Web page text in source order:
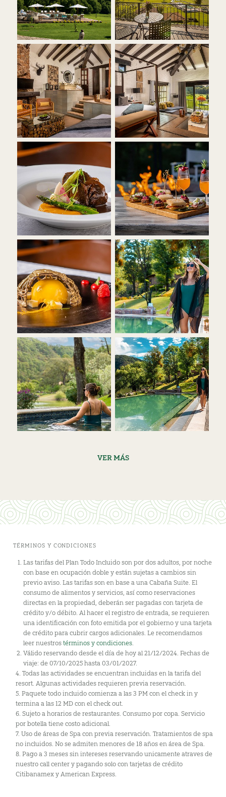
VER MÁS
TÉRMINOS Y CONDICIONES
Las tarifas del Plan Todo Incluido son por dos adultos, por noche
con base en ocupación doble y están sujetas a cambios sin
previo aviso. Las tarifas son en base a una Cabaña Suite. El
consumo de alimentos y servicios, así como reservaciones
directas en la propiedad, deberán ser pagadas con tarjeta de
crédito y/o débito. Al hacer el registro de entrada, se requieren
una identificación con foto emitida por el gobierno y una tarjeta
de crédito para cubrir cargos adicionales. Le recomendamos
leer nuestros términos y condiciones.
Válido reservando desde el día de hoy al 21/12/2024. Fechas de
viaje: de 07/10/2025 hasta 03/01/2027.
4. Todas las actividades se encuentran incluidas en la tarifa del
resort. Algunas actividades requieren previa reservación.
5. Paquete todo incluido comienza a las 3 PM con el check in y
termina a las 12 MD con el check out.
6. Sujeto a horarios de restaurantes. Consumo por copa. Servicio
por botella tiene costo adicional.
7. Uso de áreas de Spa con previa reservación. Tratamientos de spa
no incluidos. No se admiten menores de 18 años en área de Spa.
8. Pago a 3 meses sin intereses reservando unicamente atraves de
nuestro call center y pagando solo con tarjetas de crédito
Citibanamex y American Express.